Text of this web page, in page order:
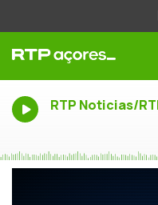
RTP Noticias/